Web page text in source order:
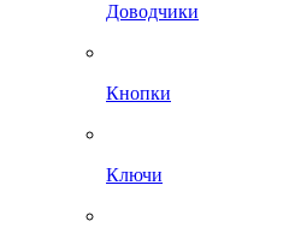
Доводчики
Кнопки
Ключи